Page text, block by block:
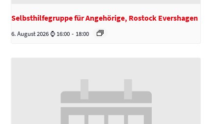
Selbsthilfegruppe für Angehörige, Rostock Evershagen
6. August 2026 ⌚ 16:00 - 18:00